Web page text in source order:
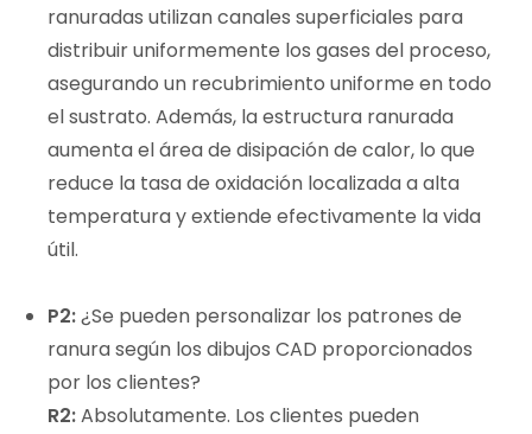
ranuradas utilizan canales superficiales para
distribuir uniformemente los gases del proceso,
asegurando un recubrimiento uniforme en todo
el sustrato. Además, la estructura ranurada
aumenta el área de disipación de calor, lo que
reduce la tasa de oxidación localizada a alta
temperatura y extiende efectivamente la vida
útil.
P2:¿Se pueden personalizar los patrones de
ranura según los dibujos CAD proporcionados
por los clientes?
R2:Absolutamente. Los clientes pueden